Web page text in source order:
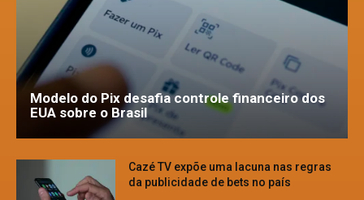
Modelo do Pix desafia controle financeiro dos
EUA sobre o Brasil
Cazé TV expõe uma lacuna nas regras
da publicidade de bets no país